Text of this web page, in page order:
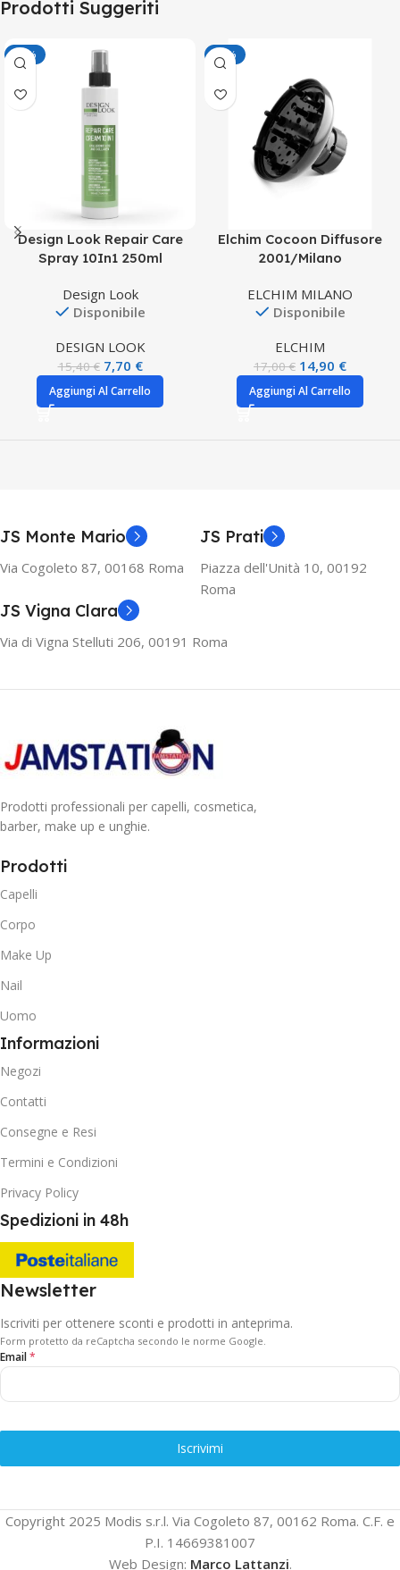
Prodotti Suggeriti
-50%
Design Look Repair Care
Spray 10In1 250ml
Design Look
Disponibile
DESIGN LOOK
15,40€ 7,70 €
Aggiungi Al Carrello
-12%
Elchim Cocoon Diffusore
2001/Milano
ELCHIM MILANO
Disponibile
ELCHIM
17,00€ 14,90 €
Aggiungi Al Carrello
JS Monte Mario
Via Cogoleto 87, 00168 Roma
JS Prati
Piazza dell'Unità 10, 00192
Roma
JS Vigna Clara
Via di Vigna Stelluti 206, 00191 Roma
Prodotti professionali per capelli, cosmetica,
barber, make up e unghie.
Prodotti
Capelli
Corpo
Make Up
Nail
Uomo
Informazioni
Negozi
Contatti
Consegne e Resi
Termini e Condizioni
Privacy Policy
Spedizioni in 48h
Newsletter
Iscriviti per ottenere sconti e prodotti in anteprima.
Form protetto da reCaptcha secondo le norme Google.
Email*
Iscrivimi
Copyright 2025 Modis s.r.l. Via Cogoleto 87, 00162 Roma. C.F. e
P.I. 14669381007
Web Design: Marco Lattanzi.